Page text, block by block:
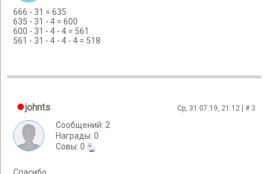
666 - 31 = 635
635 - 31 - 4 = 600
600 - 31 - 4 - 4 = 561
561 - 31 - 4 - 4 - 4 = 518
johnts Ср, 31.07.19, 21:12 | # 3
Сообщений: 2
Награды: 0
Cовы: 0